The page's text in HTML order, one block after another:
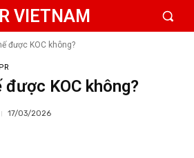
VIETNAM
được KOC không?
KOC không?
17/03/2026